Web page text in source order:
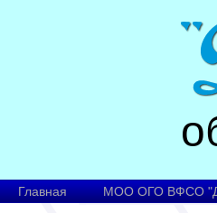
Главная МОО ОГО ВФСО